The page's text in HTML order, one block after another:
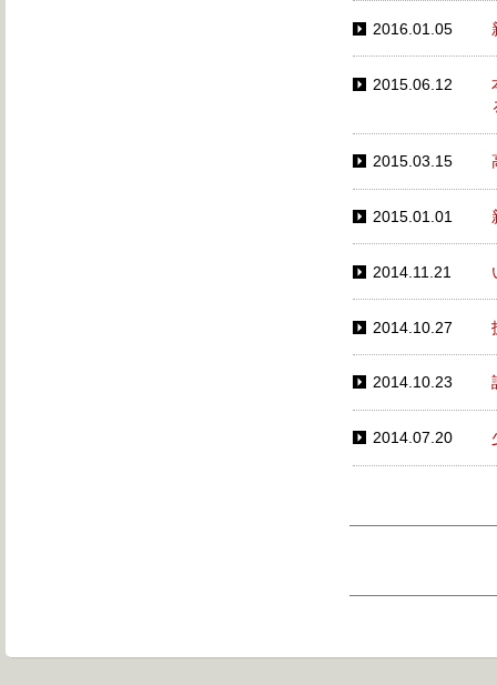
2016.01.05
2015.06.12
2015.03.15
2015.01.01
2014.11.21
2014.10.27
2014.10.23
2014.07.20